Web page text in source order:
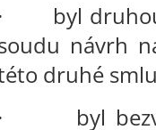
byl
návrh
druhé
byl